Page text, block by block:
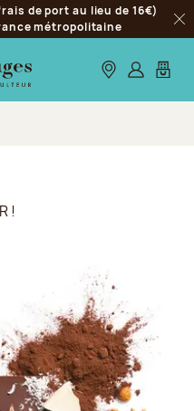
de port au lieu de 16€)
métropolitaine
Nos boutiques
S’identifier
Mon
!